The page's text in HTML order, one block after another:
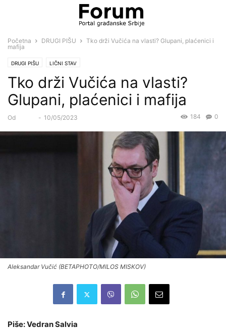
Početna DRUGI PIŠU
Tko drži Vučića na vlasti? Glupani, plaćenici i
mafija
DRUGI PIŠU LIČNI STAV
Tko drži Vučića na vlasti?
Glupani, plaćenici i mafija
Od - 10/05/2023 0
184
Aleksandar Vučić (BETAPHOTO/MILOS MISKOV)
Piše: Vedran Salvia